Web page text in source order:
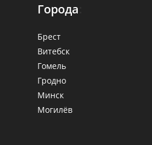
Города
Брест
Витебск
Гомель
Гродно
Минск
Могилёв